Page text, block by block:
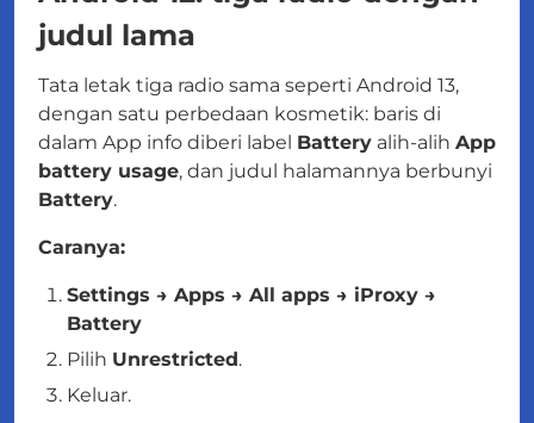
judul lama
Tata letak tiga radio sama seperti Android 13,
dengan satu perbedaan kosmetik: baris di
dalam App info diberi label Battery alih-alih App
battery usage, dan judul halamannya berbunyi
Battery.
Caranya:
Settings → Apps → All apps → iProxy →
Battery
Pilih Unrestricted.
Keluar.